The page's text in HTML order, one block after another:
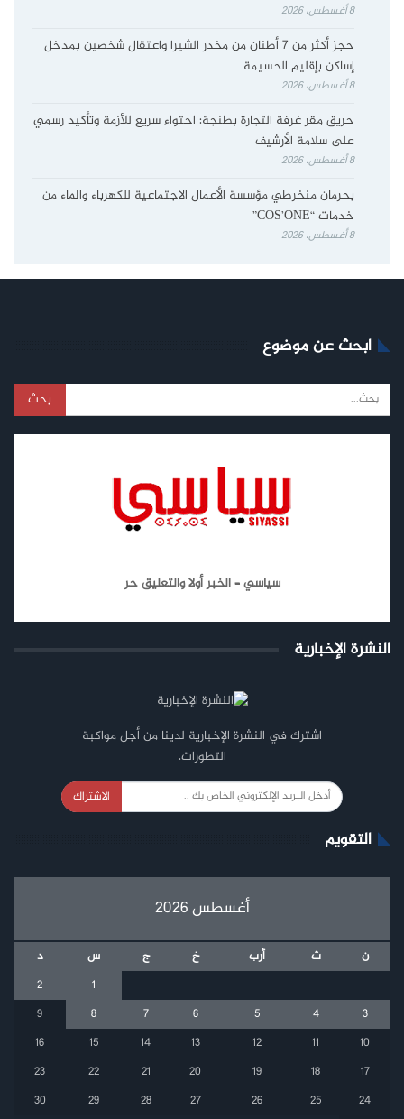
8 أغسطس، 2026
حجز أكثر من 7 أطنان من مخدر الشيرا واعتقال شخصين بمدخل
إساكن بإقليم الحسيمة
8 أغسطس، 2026
حريق مقر غرفة التجارة بطنجة: احتواء سريع للأزمة وتأكيد رسمي
على سلامة الأرشيف
8 أغسطس، 2026
بحرمان منخرطي مؤسسة الأعمال الاجتماعية للكهرباء والماء من
خدمات “COS’ONE”
8 أغسطس، 2026
ابحث عن موضوع
سياسي – الخبر أولا والتعليق حر
النشرة الإخبارية
اشترك في النشرة الإخبارية لدينا من أجل مواكبة
التطورات.
الاشتراك
التقويم
أغسطس 2026
ن ث أرب خ ج س
د
1
2
3
4
5
6
7
8
9
10
11
12
13
14
15
16
17
18
19
20
21
22
23
24
25
26
27
28
29
30